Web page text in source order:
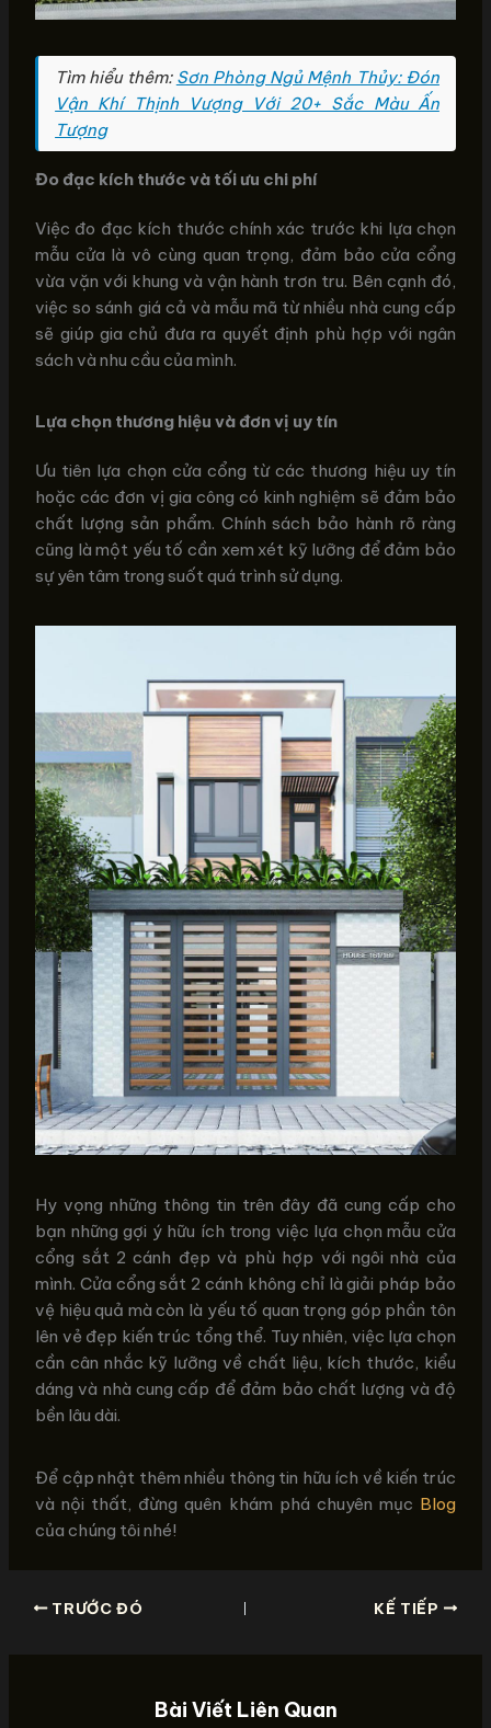
Tìm hiểu thêm: Sơn Phòng Ngủ Mệnh Thủy: Đón
Vận Khí Thịnh Vượng Với 20+ Sắc Màu Ấn
Tượng
Đo đạc kích thước và tối ưu chi phí
Việc đo đạc kích thước chính xác trước khi lựa chọn
mẫu cửa là vô cùng quan trọng, đảm bảo cửa cổng
vừa vặn với khung và vận hành trơn tru. Bên cạnh đó,
việc so sánh giá cả và mẫu mã từ nhiều nhà cung cấp
sẽ giúp gia chủ đưa ra quyết định phù hợp với ngân
sách và nhu cầu của mình.
Lựa chọn thương hiệu và đơn vị uy tín
Ưu tiên lựa chọn cửa cổng từ các thương hiệu uy tín
hoặc các đơn vị gia công có kinh nghiệm sẽ đảm bảo
chất lượng sản phẩm. Chính sách bảo hành rõ ràng
cũng là một yếu tố cần xem xét kỹ lưỡng để đảm bảo
sự yên tâm trong suốt quá trình sử dụng.
Hy vọng những thông tin trên đây đã cung cấp cho
bạn những gợi ý hữu ích trong việc lựa chọn mẫu cửa
cổng sắt 2 cánh đẹp và phù hợp với ngôi nhà của
mình. Cửa cổng sắt 2 cánh không chỉ là giải pháp bảo
vệ hiệu quả mà còn là yếu tố quan trọng góp phần tôn
lên vẻ đẹp kiến trúc tổng thể. Tuy nhiên, việc lựa chọn
cần cân nhắc kỹ lưỡng về chất liệu, kích thước, kiểu
dáng và nhà cung cấp để đảm bảo chất lượng và độ
bền lâu dài.
Để cập nhật thêm nhiều thông tin hữu ích về kiến trúc
và nội thất, đừng quên khám phá chuyên mục Blog
của chúng tôi nhé!
TRƯỚC ĐÓ KẾ TIẾP
Bài Viết Liên Quan